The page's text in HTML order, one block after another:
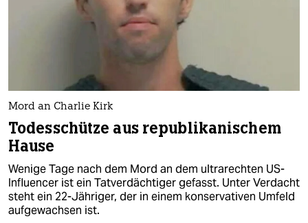
Mord an Charlie Kirk
Todesschütze aus republikanischem
Hause
Wenige Tage nach dem Mord an dem ultrarechten US-
Influencer ist ein Tatverdächtiger gefasst. Unter Verdacht
steht ein 22-Jähriger, der in einem konservativen Umfeld
aufgewachsen ist.